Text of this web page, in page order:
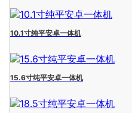
10.1寸纯平安卓一体机
15.6寸纯平安卓一体机